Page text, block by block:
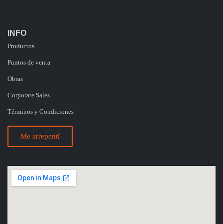
INFO
Productos
Puntos de venta
Obras
Corporate Sales
Términos y Condiciones
Me arrepentí